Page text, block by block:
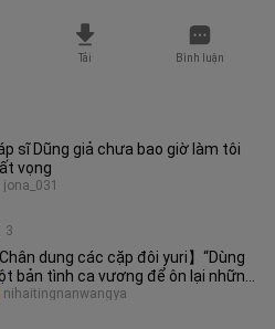
Tải Bình luận
sĩ Dũng giả chưa bao giờ làm tôi
vọng
3
jona_031
Chân dung các cặp đôi yuri】“Dùng
bản tình ca vương để ôn lại những
đôi mà tôi từng ship năm
nihaitingnanwangya